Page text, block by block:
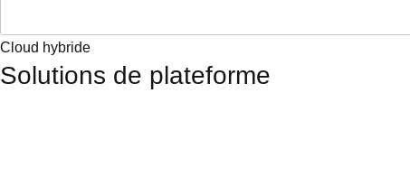
Cloud hybride
Solutions de plateforme